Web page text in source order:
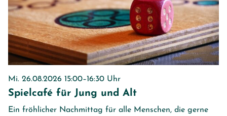
Mi. 26.08.2026 15:00–16:30 Uhr
Spielcafé für Jung und Alt
Ein fröhlicher Nachmittag für alle Menschen, die gerne